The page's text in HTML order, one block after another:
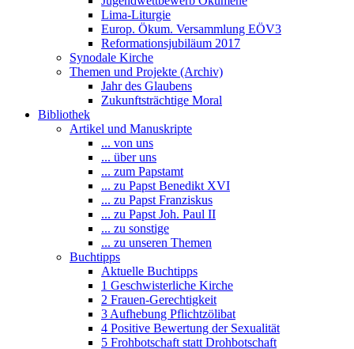
Lima-Liturgie
Europ. Ökum. Versammlung EÖV3
Reformationsjubiläum 2017
Synodale Kirche
Themen und Projekte (Archiv)
Jahr des Glaubens
Zukunftsträchtige Moral
Bibliothek
Artikel und Manuskripte
... von uns
... über uns
... zum Papstamt
... zu Papst Benedikt XVI
... zu Papst Franziskus
... zu Papst Joh. Paul II
... zu sonstige
... zu unseren Themen
Buchtipps
Aktuelle Buchtipps
1 Geschwisterliche Kirche
2 Frauen-Gerechtigkeit
3 Aufhebung Pflichtzölibat
4 Positive Bewertung der Sexualität
5 Frohbotschaft statt Drohbotschaft